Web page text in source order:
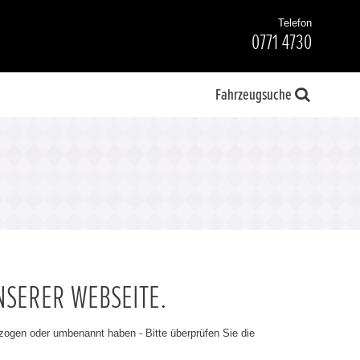
Telefon
0771 4730
Fahrzeugsuche
WEBSEITE.
oder umbenannt haben - Bitte überprüfen Sie die